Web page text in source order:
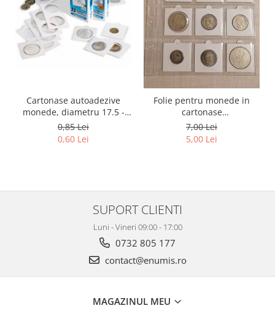
Cartonase autoadezive
monede, diametru 17.5 -
39.5 mm, la bucata
0,85 Lei
0,60 Lei
Folie pentru monede in
cartonase
adezive/autoadezive, 12
spatii
7,00 Lei
5,00 Lei
SUPORT CLIENTI
Luni - Vineri 09:00 - 17:00
0732 805 177
contact@enumis.ro
MAGAZINUL MEU